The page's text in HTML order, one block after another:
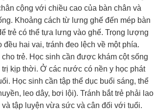
cộng với chiều cao của bàn chân và
Khoảng cách từ lưng ghế đến mép bàn
trẻ có thể tựa lưng vào ghế. Trọng lượng
hai vai, tránh đeo lệch về một phía.
trẻ. Học sinh cần được khám cột sống
kịp thời. Ở các nước có nền y học phát
Học sinh cần tập thể dục buổi sáng, thể
leo dây, bơi lội). Tránh bắt trẻ phải lao
tập luyện vừa sức và cân đối với tuổi.